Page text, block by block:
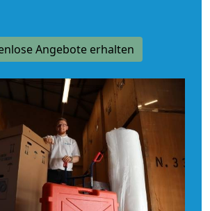
Angebote erhalten